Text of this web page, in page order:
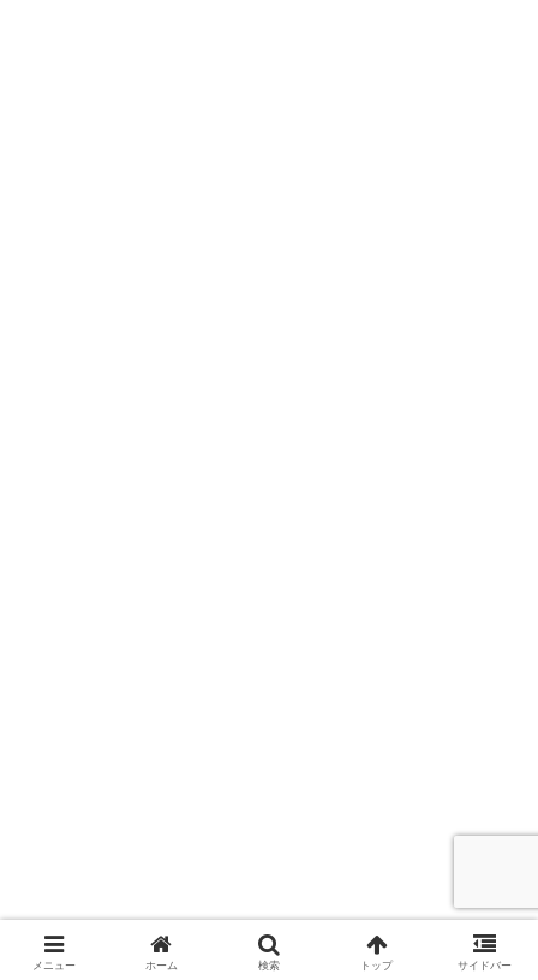
メニュー ホーム 検索 トップ サイドバー